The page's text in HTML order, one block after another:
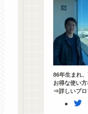
86年生まれ
お得な使い方
⇒詳しいプロ